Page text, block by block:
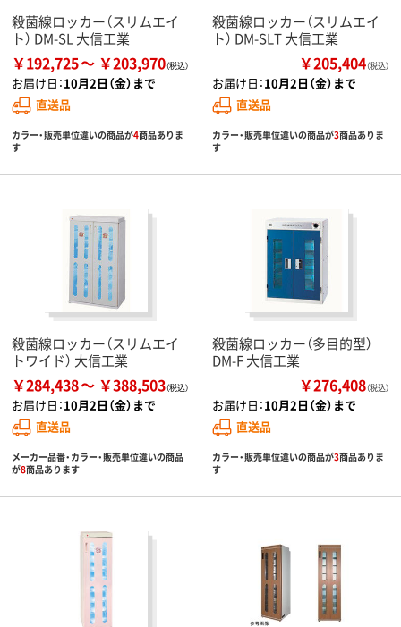
殺菌線ロッカー（スリムエイ
ト） DM-SL 大信工業
￥192,725 ￥203,970
お届け日：10月2日（金）まで
直送品
カラー・販売単位違いの商品が4商品ありま
す
殺菌線ロッカー（スリムエイ
ト） DM-SLT 大信工業
￥205,404（税込）
お届け日：10月2日（金）まで
直送品
カラー・販売単位違いの商品が3商品ありま
す
殺菌線ロッカー（スリムエイ
トワイド） 大信工業
￥284,438 ￥388,503
お届け日：10月2日（金）まで
直送品
メーカー品番・カラー・販売単位違いの商品
が8商品あります
殺菌線ロッカー（多目的型）
DM-F 大信工業
￥276,408（税込）
お届け日：10月2日（金）まで
直送品
カラー・販売単位違いの商品が3商品ありま
す